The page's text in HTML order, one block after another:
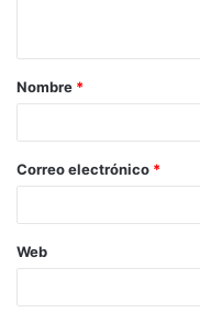
Nombre *
Correo electrónico *
Web